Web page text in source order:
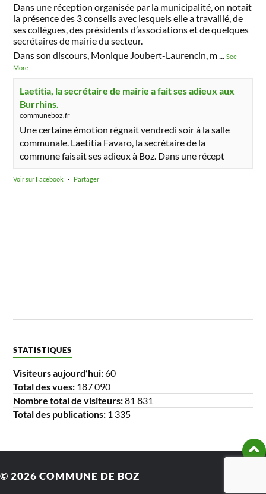
Dans une réception organisée par la municipalité, on notait
la présence des 3 conseils avec lesquels elle a travaillé, de
ses collègues, des présidents d’associations et de quelques
secrétaires de mairie du secteur.
Dans son discours, Monique Joubert-Laurencin, m...See
More
Laetitia, la secrétaire de mairie a fait ses adieux aux
Burrhins.
communeboz.fr
Une certaine émotion régnait vendredi soir à la salle
communale. Laetitia Favaro, la secrétaire de la
commune faisait ses adieux à Boz. Dans une récept
Voir sur Facebook · Partager
STATISTIQUES
Visiteurs aujourd’hui:60
Total des vues: 187 090
Nombre total de visiteurs:81 831
Total des publications: 1 335
© 2026 COMMUNE DE BOZ